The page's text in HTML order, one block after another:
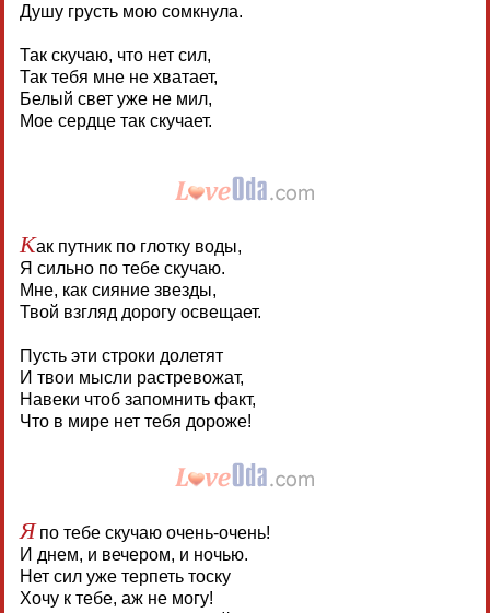
Душу грусть мою сомкнула.
Так скучаю, что нет сил,
Так тебя мне не хватает,
Белый свет уже не мил,
Мое сердце так скучает.
Как путник по глотку воды,
Я сильно по тебе скучаю.
Мне, как сияние звезды,
Твой взгляд дорогу освещает.
Пусть эти строки долетят
И твои мысли растревожат,
Навеки чтоб запомнить факт,
Что в мире нет тебя дороже!
Япо тебе скучаю очень-очень!
И днем, и вечером, и ночью.
Нет сил уже терпеть тоску
Хочу к тебе, аж не могу!